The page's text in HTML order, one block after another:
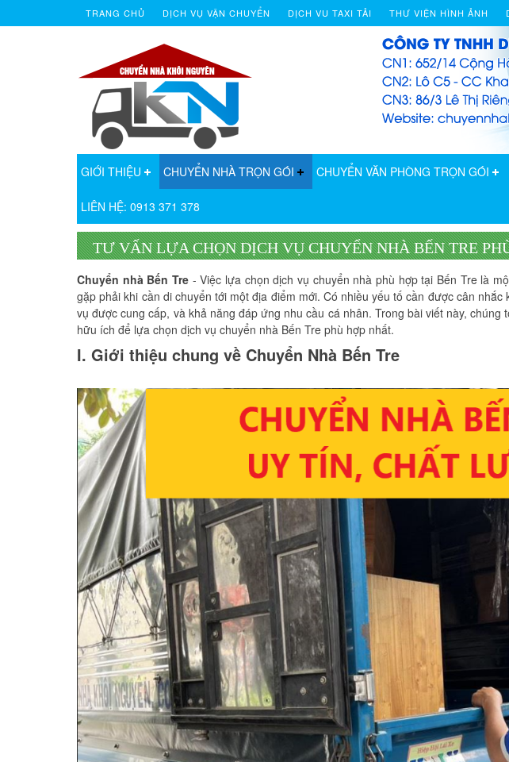
TRANG CHỦ DỊCH VỤ VẬN CHUYỂN DỊCH VU TAXI TẢI THƯ VIỆN HÌNH ẢNH
GIỚI THIỆU CHUYỂN NHÀ TRỌN GÓI CHUYỂN VĂN PHÒNG TRỌN GÓI
LIÊN HỆ: 0913 371 378
TƯ VẤN LỰA CHỌN DỊCH VỤ CHUYỂN NHÀ BẾN TRE
Chuyển nhà Bến Tre - Việc lựa chọn dịch vụ chuyển nhà phù hợp tại Bến Tre là
gặp phải khi cần di chuyển tới một địa điểm mới. Có nhiều yếu tố cần được cân
vụ được cung cấp, và khả năng đáp ứng nhu cầu cá nhân. Trong bài viết này,
hữu ích để lựa chọn dịch vụ chuyển nhà Bến Tre phù hợp nhất.
I. Giới thiệu chung về Chuyển Nhà Bến Tre